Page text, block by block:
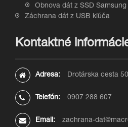
Obnova dát z SSD Samsung
Záchrana dát z USB kľúča
Kontaktné
Adresa: Drotárska cesta
Telefón: 0907 288 607
Email: zachrana-